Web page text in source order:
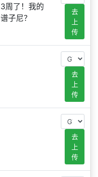
3周了！我的
谱子尼？
去
上
传
去
上
传
去
上
传